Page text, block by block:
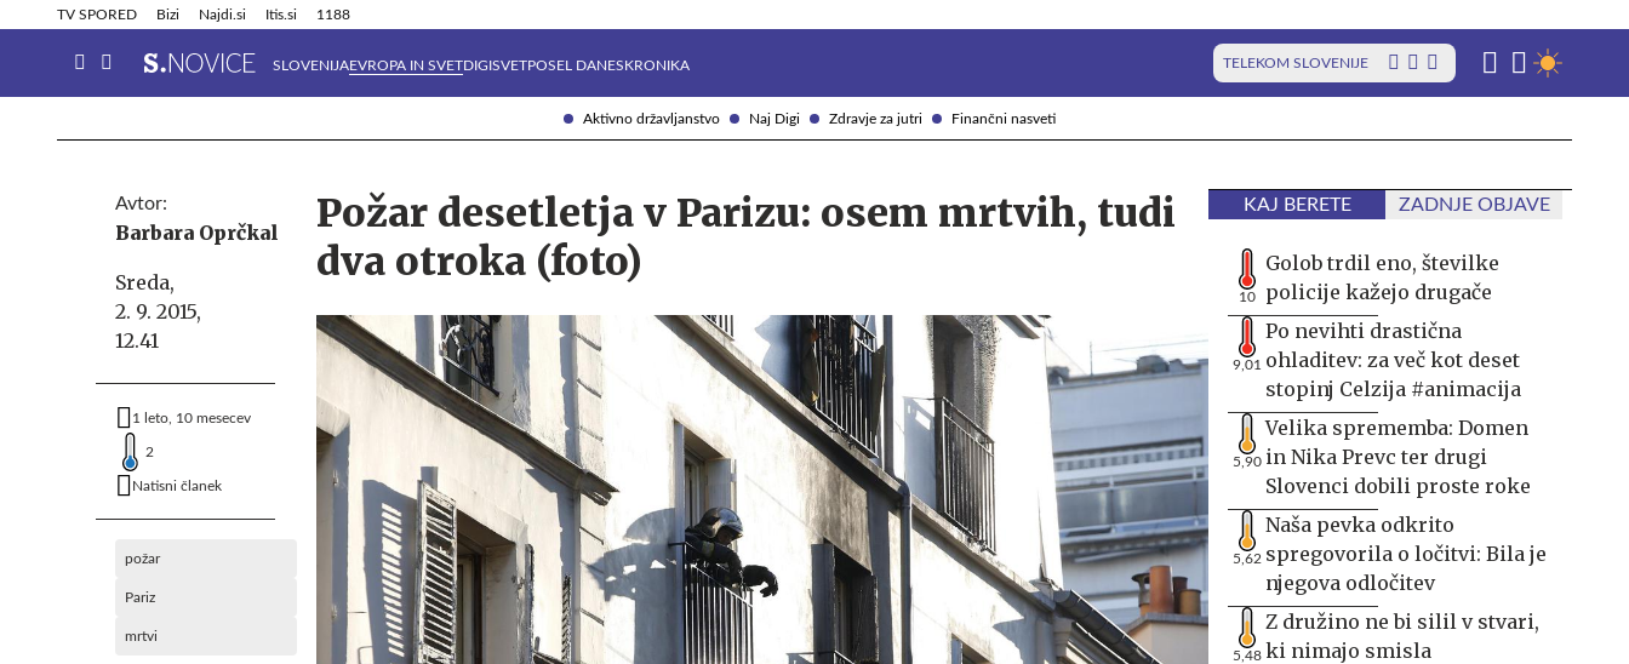
Aktivno državljanstvo Naj Digi Zdravje za jutri Finančni nasveti
TV SPORED Bizi Najdi.si Itis.si 1188
SLOVENIJAEVROPA IN SVETDIGISVETPOSEL DANESKRONIKA TELEKOM SLOVENIJE
Info in obvestila Tehnik
Avtor:
Barbara Oprčkal
Sreda,
2. 9. 2015,
12.41
1 leto, 10 mesecev
2
Natisni članek
požar
Pariz
mrtvi
Požar desetletja v Parizu: osem mrtvih, tudi
dva otroka (foto)
KAJ BERETE ZADNJE OBJAVE
10
Golob trdil eno, številke
policije kažejo drugače
9,01
Po nevihti drastična
ohladitev: za več kot deset
stopinj Celzija #animacija
5,90
Velika sprememba: Domen
in Nika Prevc ter drugi
Slovenci dobili proste roke
5,62
Naša pevka odkrito
spregovorila o ločitvi: Bila je
njegova odločitev
5,48
Z družino ne bi silil v stvari,
ki nimajo smisla